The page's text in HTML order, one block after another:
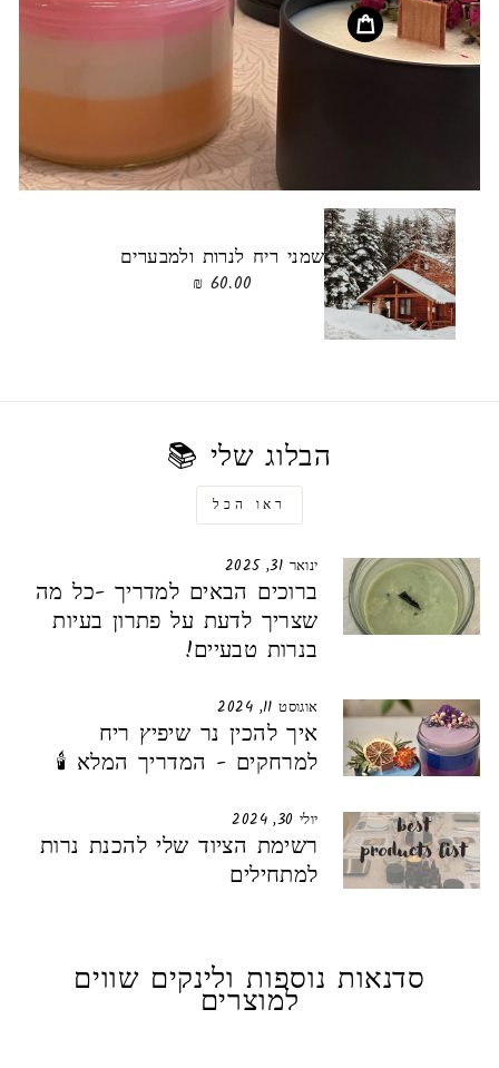
שמני ריח לנרות ולמבערים
60.00 ₪
הבלוג שלי 📚
ראו הכל
ינואר 31, 2025
ברוכים הבאים למדריך -כל מה
שצריך לדעת על פתרון בעיות
בנרות טבעיים!
אוגוסט 11, 2024
איך להכין נר שיפיץ ריח
למרחקים - המדריך המלא 🕯️
יולי 30, 2024
רשימת הציוד שלי להכנת נרות
למתחילים
סדנאות נוספות ולינקים שווים
למוצרים